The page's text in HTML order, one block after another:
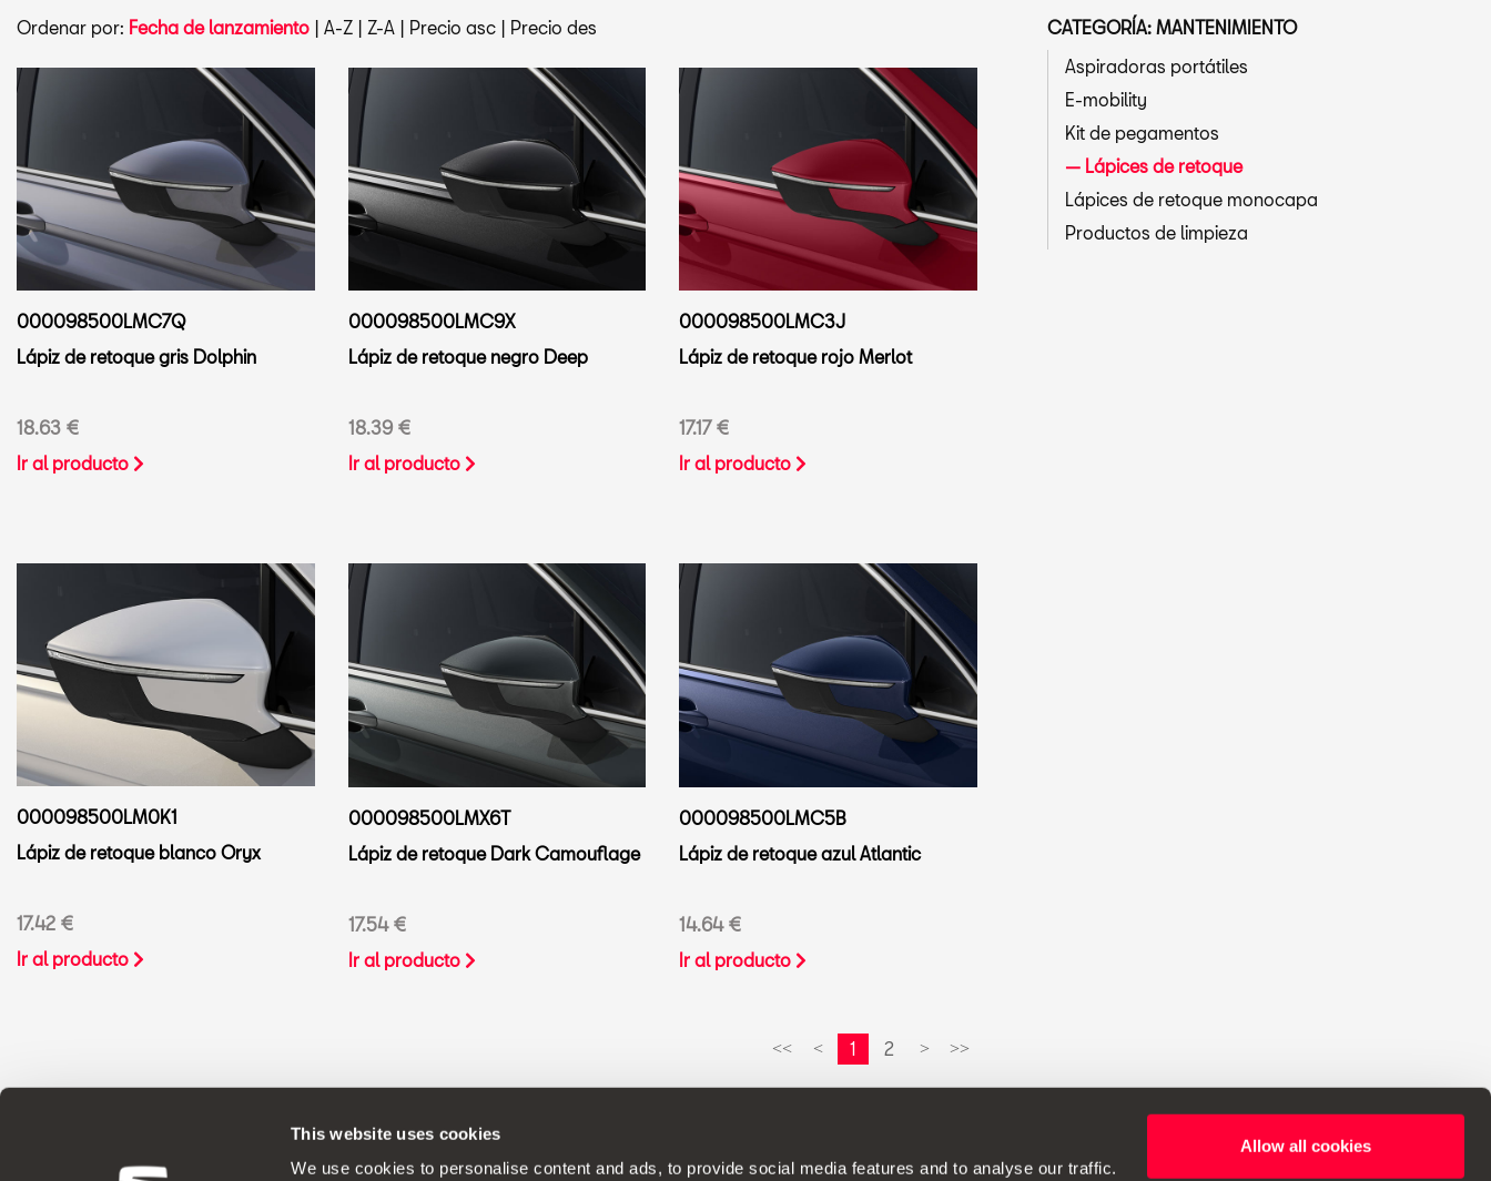
This website uses cookies
We use cookies to personalise content and ads, to provide social media features and to analyse our traffic.
Allow all cookies
Ordenar por: Fecha de lanzamiento | A-Z | Z-A | Precio asc | Precio des
000098500LMC7Q
Lápiz de retoque gris Dolphin
18.63 €
Ir al producto
000098500LMC9X
Lápiz de retoque negro Deep
18.39 €
Ir al producto
000098500LMC3J
Lápiz de retoque rojo Merlot
17.17 €
Ir al producto
000098500LM0K1
Lápiz de retoque blanco Oryx
17.42 €
Ir al producto
000098500LMX6T
Lápiz de retoque Dark Camouflage
17.54 €
Ir al producto
000098500LMC5B
Lápiz de retoque azul Atlantic
14.64 €
Ir al producto
<< < 1 2 > >>
CATEGORÍA: MANTENIMIENTO
Aspiradoras portátiles
E-mobility
Kit de pegamentos
Lápices de retoque
Lápices de retoque monocapa
Productos de limpieza
ACCESORIOS ORIGINALES - SEAT aplica una política de continuo desarrollo de sus productos y se reserva el derecho de realizar cambios en las especificaciones.